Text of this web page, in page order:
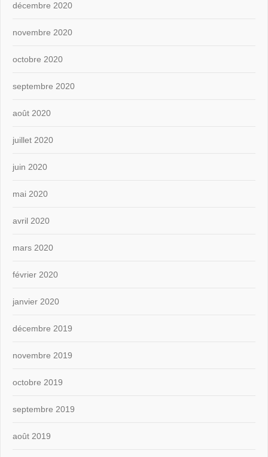
décembre 2020
novembre 2020
octobre 2020
septembre 2020
août 2020
juillet 2020
juin 2020
mai 2020
avril 2020
mars 2020
février 2020
janvier 2020
décembre 2019
novembre 2019
octobre 2019
septembre 2019
août 2019